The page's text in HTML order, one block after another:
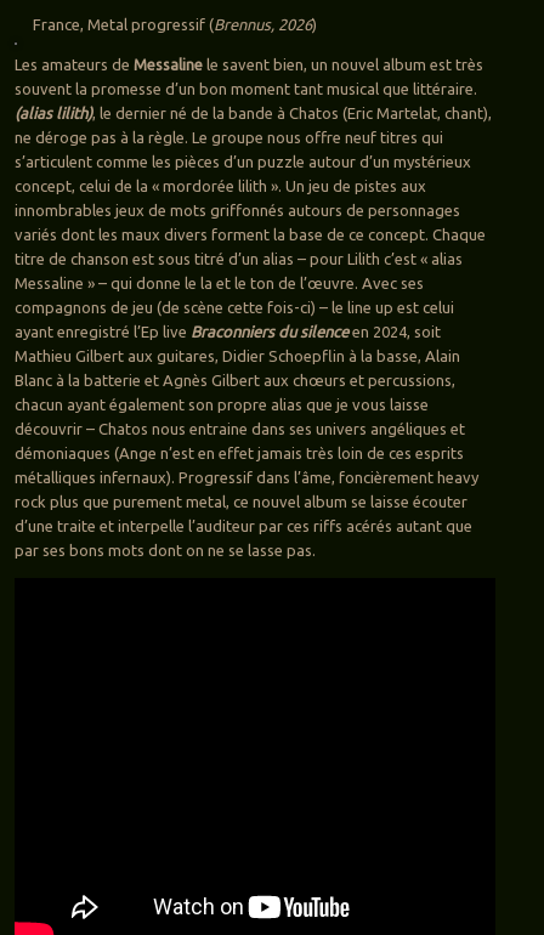
France, Metal progressif (Brennus, 2026)
Les amateurs de Messaline le savent bien, un nouvel album est très
souvent la promesse d’un bon moment tant musical que littéraire.
(alias lilith), le dernier né de la bande à Chatos (Eric Martelat, chant),
ne déroge pas à la règle. Le groupe nous offre neuf titres qui
s’articulent comme les pièces d’un puzzle autour d’un mystérieux
concept, celui de la « mordorée lilith ». Un jeu de pistes aux
innombrables jeux de mots griffonnés autours de personnages
variés dont les maux divers forment la base de ce concept. Chaque
titre de chanson est sous titré d’un alias – pour Lilith c’est « alias
Messaline » – qui donne le la et le ton de l’œuvre. Avec ses
compagnons de jeu (de scène cette fois-ci) – le line up est celui
ayant enregistré l’Ep live Braconniers du silenceen 2024, soit
Mathieu Gilbert aux guitares, Didier Schoepflin à la basse, Alain
Blanc à la batterie et Agnès Gilbert aux chœurs et percussions,
chacun ayant également son propre alias que je vous laisse
découvrir – Chatos nous entraine dans ses univers angéliques et
démoniaques (Ange n’est en effet jamais très loin de ces esprits
métalliques infernaux). Progressif dans l’âme, foncièrement heavy
rock plus que purement metal, ce nouvel album se laisse écouter
d’une traite et interpelle l’auditeur par ces riffs acérés autant que
par ses bons mots dont on ne se lasse pas.